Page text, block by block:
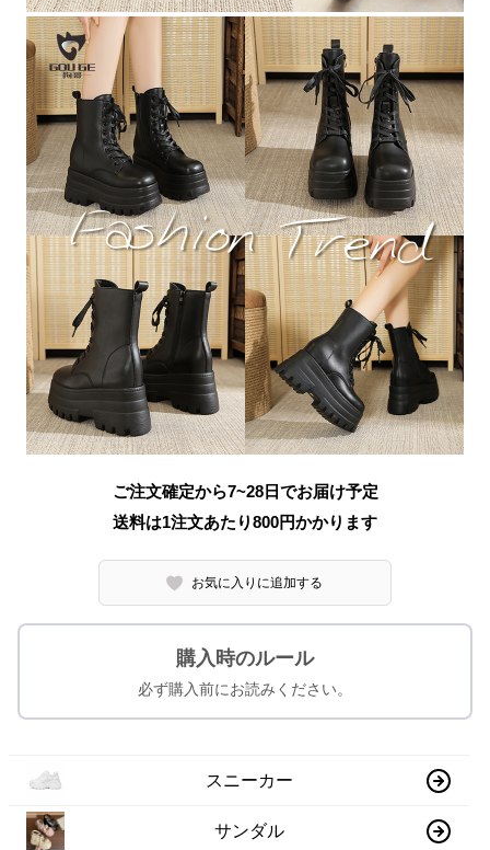
ご注文確定から7~28日でお届け予定
送料は1注文あたり800円かかります
お気に入りに追加する
購入時のルール
必ず購入前にお読みください。
スニーカー
サンダル